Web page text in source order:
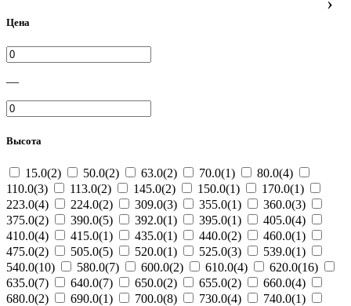
Цена
—
Высота
15.0(2) 50.0(2) 63.0(2) 70.0(1)
80.0(4)
110.0(3)
113.0(2) 145.0(2) 150.0(1)
170.0(1)
223.0(4)
224.0(2) 309.0(3) 355.0(1)
360.0(3)
375.0(2)
390.0(5) 392.0(1) 395.0(1)
405.0(4)
410.0(4)
415.0(1) 435.0(1) 440.0(2)
460.0(1)
475.0(2)
505.0(5) 520.0(1) 525.0(3)
539.0(1)
540.0(10)
580.0(7) 600.0(2) 610.0(4)
620.0(16)
635.0(7)
640.0(7) 650.0(2) 655.0(2)
660.0(4)
680.0(2)
690.0(1) 700.0(8) 730.0(4)
740.0(1)